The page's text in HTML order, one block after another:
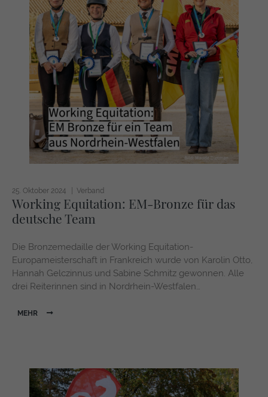
25. Oktober 2024 Verband
Working Equitation: EM-Bronze für das
deutsche Team
Die Bronzemedaille der Working Equitation-
Europameisterschaft in Frankreich wurde von Karolin Otto,
Hannah Gelczinnus und Sabine Schmitz gewonnen. Alle
drei Reiterinnen sind in Nordrhein-Westfalen…
MEHR